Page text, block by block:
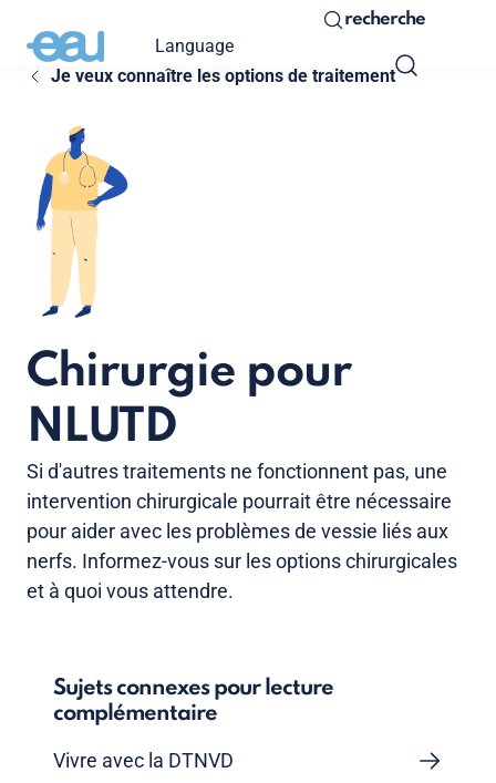
Language
recherche
Je veux connaître les options de traitement
Chirurgie pour
NLUTD
Si d'autres traitements ne fonctionnent pas, une
intervention chirurgicale pourrait être nécessaire
pour aider avec les problèmes de vessie liés aux
nerfs. Informez-vous sur les options chirurgicales
et à quoi vous attendre.
Sujets connexes pour lecture
complémentaire
Vivre avec la DTNVD